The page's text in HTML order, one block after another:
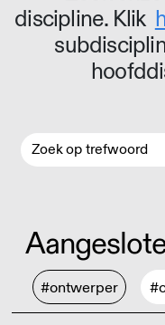
discipline. Klik
#ontwerper